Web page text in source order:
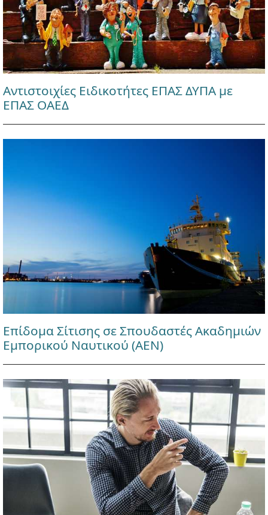
Αντιστοιχίες Ειδικοτήτες ΕΠΑΣ ΔΥΠΑ με
ΕΠΑΣ ΟΑΕΔ
Επίδομα Σίτισης σε Σπουδαστές Ακαδημιών
Εμπορικού Ναυτικού (ΑΕΝ)